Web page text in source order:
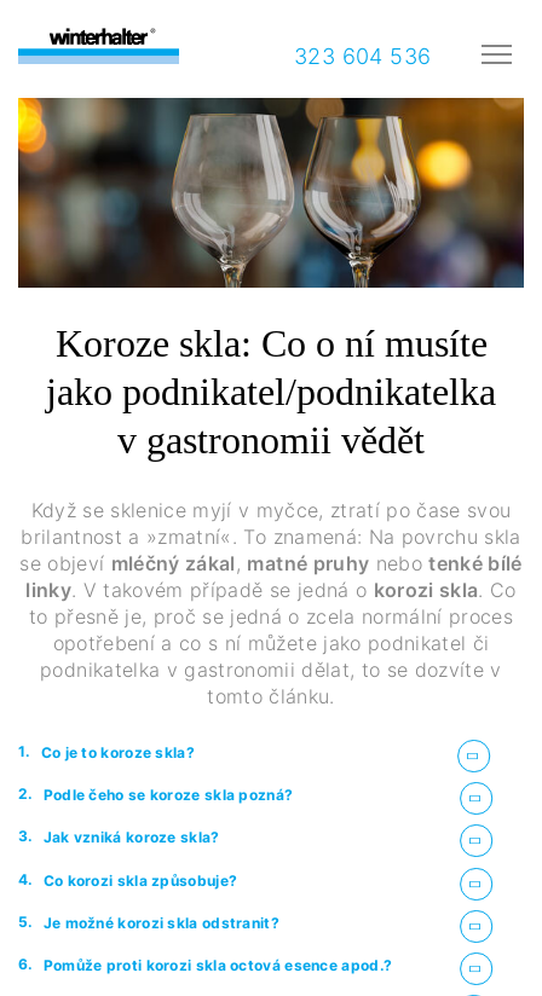
323 604 536
Koroze skla: Co o ní musíte
jako podnikatel/podnikatelka
v gastronomii vědět
Když se sklenice myjí v myčce, ztratí po čase svou
brilantnost a »zmatní«. To znamená: Na povrchu skla
se objeví mléčný zákal, matné pruhy nebotenké bílé
linky. V takovém případě se jedná o korozi skla. Co
to přesně je, proč se jedná o zcela normální proces
opotřebení a co s ní můžete jako podnikatel či
podnikatelka v gastronomii dělat, to se dozvíte v
tomto článku.
1. Co je to koroze skla?
2. Podle čeho se koroze skla pozná?
3. Jak vzniká koroze skla?
4. Co korozi skla způsobuje?
5. Je možné korozi skla odstranit?
6. Pomůže proti korozi skla octová esence apod.?